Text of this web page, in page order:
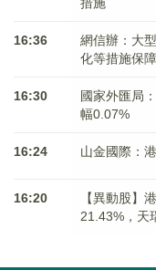
16:36
網信辦：大
化等措施保
16:30
國家外匯局
幅0.07%
16:24 山金國際：
16:20
【異動股】
21.43%，天